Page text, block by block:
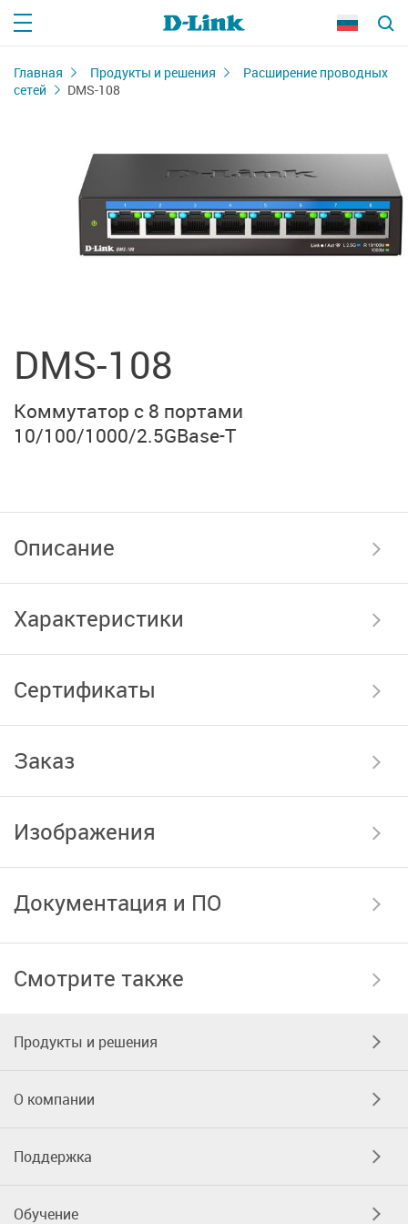
Главная Продукты и решения
Расширение проводных
сетей
DMS-108
DMS-108
Коммутатор с 8 портами
10/100/1000/2.5GBase-T
Описание
Характеристики
Сертификаты
Заказ
Изображения
Документация и ПО
Смотрите также
Продукты и решения
О компании
Поддержка
Обучение